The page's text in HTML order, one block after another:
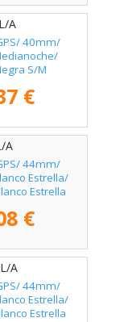
A
40mm/
S/M
€
A
44mm/
Estrella/
Estrella
€
A
44mm/
Estrella/
Estrella